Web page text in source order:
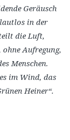
Geräusch
in der
die Luft,
Aufregung,
Menschen.
im Wind, das
Heiner“.